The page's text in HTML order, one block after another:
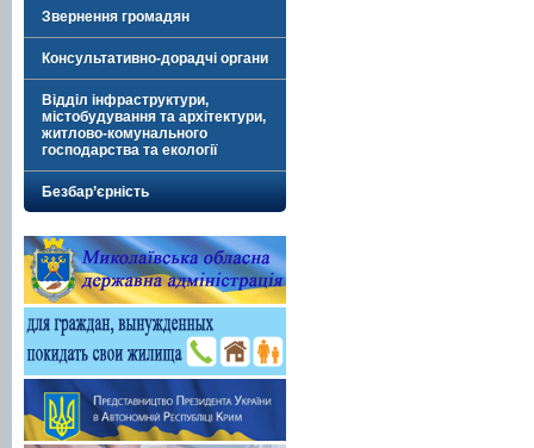
Звернення громадян
Консультативно-дорадчі органи
Відділ інфраструктури,
містобудування та архітектури,
житлово-комунального
господарства та екології
Безбар’єрність